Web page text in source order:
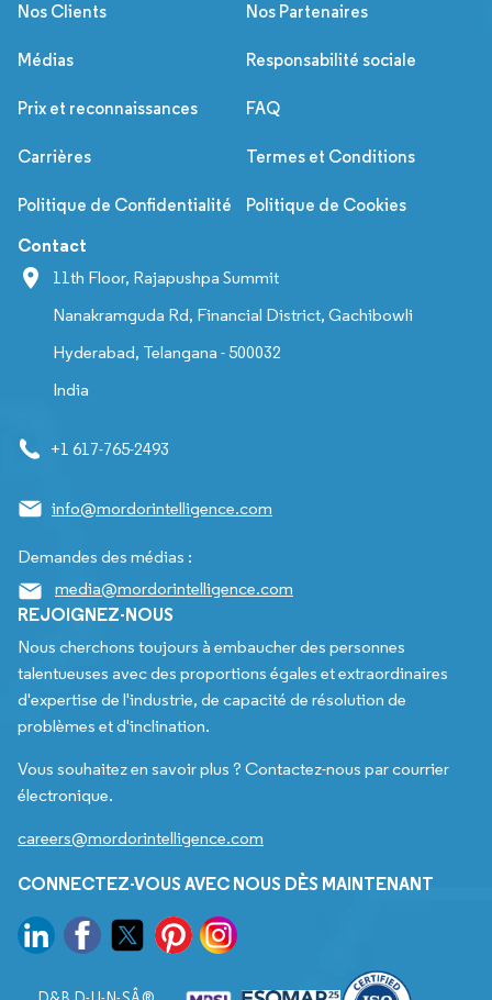
Nos Clients Nos Partenaires
Médias Responsabilité sociale
Prix et reconnaissances FAQ
Carrières Termes et Conditions
Politique de Confidentialité Politique de Cookies
Contact
11th Floor, Rajapushpa Summit
Nanakramguda Rd, Financial District, Gachibowli
Hyderabad, Telangana - 500032
India
+1 617-765-2493
info@mordorintelligence.com
Demandes des médias :
media@mordorintelligence.com
REJOIGNEZ-NOUS
Nous cherchons toujours à embaucher des personnes
talentueuses avec des proportions égales et extraordinaires
d'expertise de l'industrie, de capacité de résolution de
problèmes et d'inclination.
Vous souhaitez en savoir plus ? Contactez-nous par courrier
électronique.
careers@mordorintelligence.com
CONNECTEZ-VOUS AVEC NOUS DÈS MAINTENANT